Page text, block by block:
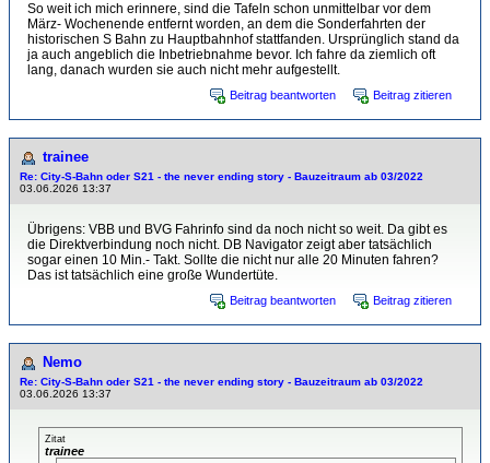
So weit ich mich erinnere, sind die Tafeln schon unmittelbar vor dem
März- Wochenende entfernt worden, an dem die Sonderfahrten der
historischen S Bahn zu Hauptbahnhof stattfanden. Ursprünglich stand da
ja auch angeblich die Inbetriebnahme bevor. Ich fahre da ziemlich oft
lang, danach wurden sie auch nicht mehr aufgestellt.
Beitrag beantworten Beitrag zitieren
trainee
Re: City-S-Bahn oder S21 - the never ending story - Bauzeitraum ab 03/2022
03.06.2026 13:37
Übrigens: VBB und BVG Fahrinfo sind da noch nicht so weit. Da gibt es
die Direktverbindung noch nicht. DB Navigator zeigt aber tatsächlich
sogar einen 10 Min.- Takt. Sollte die nicht nur alle 20 Minuten fahren?
Das ist tatsächlich eine große Wundertüte.
Beitrag beantworten Beitrag zitieren
Nemo
Re: City-S-Bahn oder S21 - the never ending story - Bauzeitraum ab 03/2022
03.06.2026 13:37
Zitat
trainee